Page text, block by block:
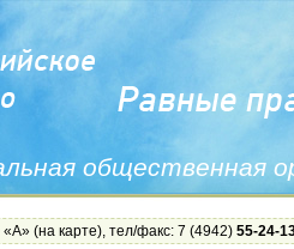
общественная
«А» (на карте), тел/факс: 7 (4942) 55-24-